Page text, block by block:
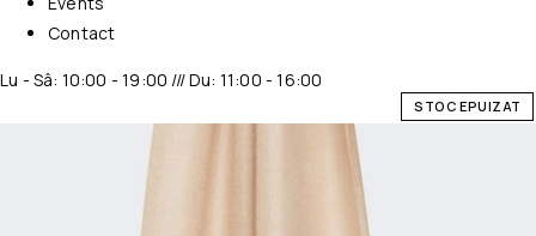
Contact
Lu - Sâ: 10:00 - 19:00 /// Du: 11:00 - 16:00
STOC EPUIZAT